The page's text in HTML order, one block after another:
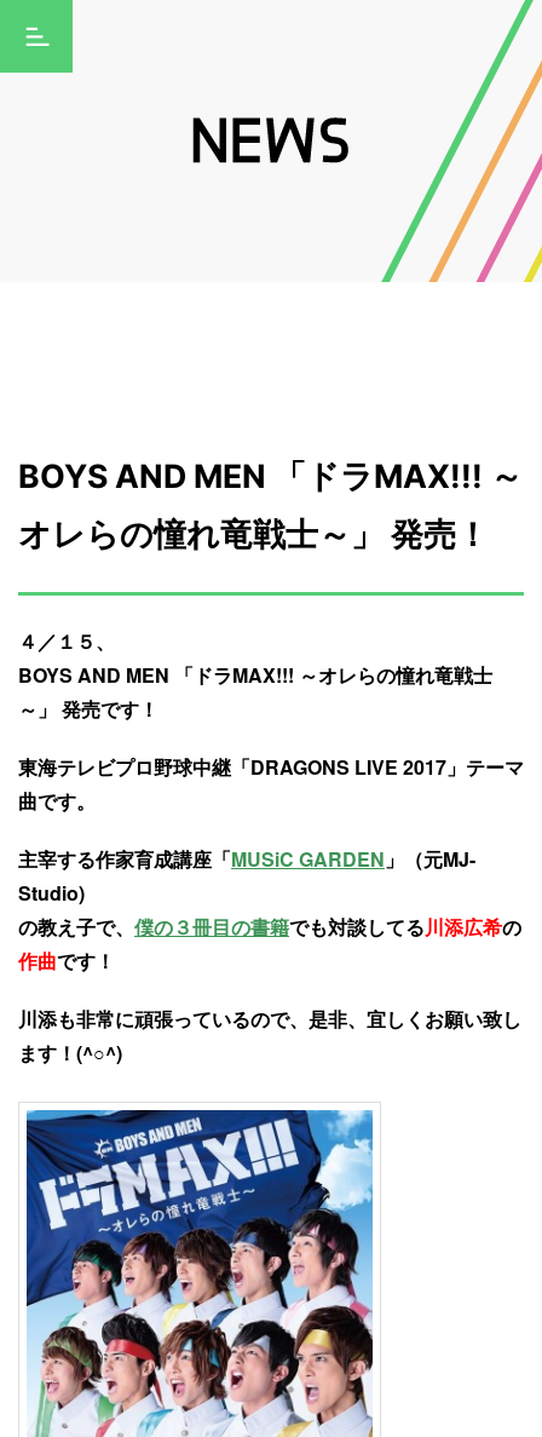
BOYS AND MEN 「ドラMAX!!! ～
オレらの憧れ竜戦士～」 発売！
４／１５、
BOYS AND MEN 「ドラMAX!!! ～オレらの憧れ竜戦士
～」 発売です！
東海テレビプロ野球中継「DRAGONS LIVE 2017」テーマ
曲です。
主宰する作家育成講座「MUSiC GARDEN 」（元MJ-
Studio)
の教え子で、 僕の３冊目の書籍でも対談してる川添広希の
作曲です！
川添も非常に頑張っているので、是非、宜しくお願い致し
ます！(^○^)